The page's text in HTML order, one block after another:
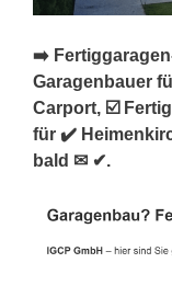
➡️
Garagenbauer
Carport, ☑️
für ✔️
bald ✉ ✔.